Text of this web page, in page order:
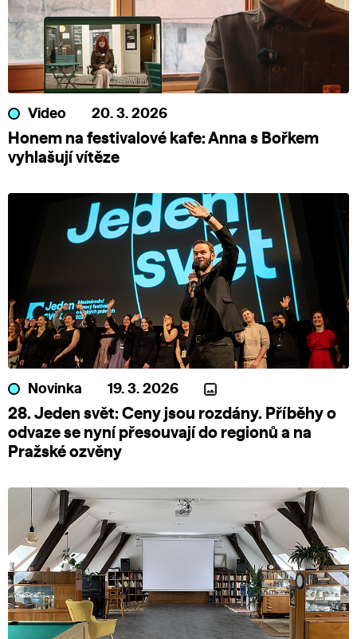
Video 20. 3. 2026
Honem na festivalové kafe: Anna s Bořkem
vyhlašují vítěze
Novinka 19. 3. 2026
28. Jeden svět: Ceny jsou rozdány. Příběhy o
odvaze se nyní přesouvají do regionů a na
Pražské ozvěny